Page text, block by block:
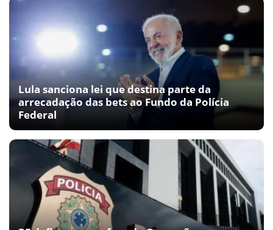
Lula sanciona lei que destina parte da
arrecadação das bets ao Fundo da Polícia
Federal